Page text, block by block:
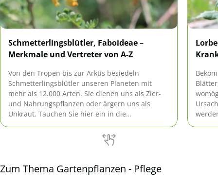
Schmetterlingsblütler, Faboideae –
Merkmale und Vertreter von A-Z
Von den Tropen bis zur Arktis besiedeln
Schmetterlingsblütler unseren Planeten mit
mehr als 12.000 Arten. Sie dienen uns als Zier-
und Nahrungspflanzen oder ärgern uns als
Unkraut. Tauchen Sie hier ein in die
Schmetterlingsblütengewächse. Lernen Sie ihre
Merkmale kennen und begegnen ihren
Zum Thema Gartenpflanzen - Pflege